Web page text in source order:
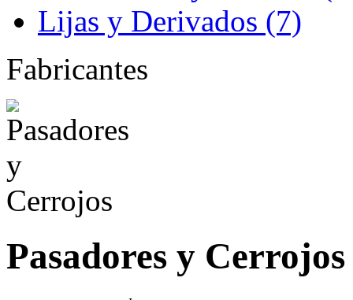
Lijas y Derivados (7)
Fabricantes
Pasadores y Cerrojos